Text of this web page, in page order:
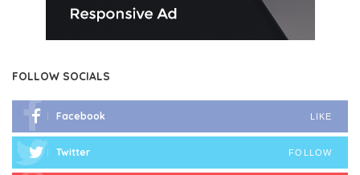
FOLLOW SOCIALS
Facebook LIKE
Twitter FOLLOW